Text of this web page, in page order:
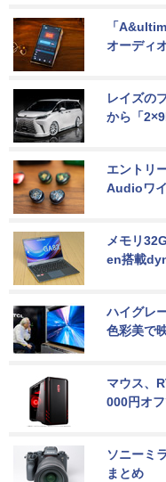
「
オーディ
レイズの
から「
エントリ
Audioワ
メモリ
en搭載
ハイグレ
色彩美で
マウス、
000円オ
ソニーミ
まとめ